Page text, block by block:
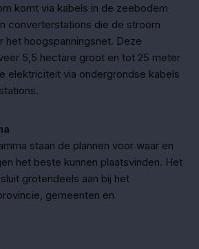
komt via kabels in de zeebodem
converterstations die de stroom
het hoogspanningsnet. Deze
5,5 hectare groot en tot 25 meter
elektriciteit via ondergrondse kabels
staan de plannen voor waar en
het beste kunnen plaatsvinden. Het
grotendeels aan bij het
gemeenten en